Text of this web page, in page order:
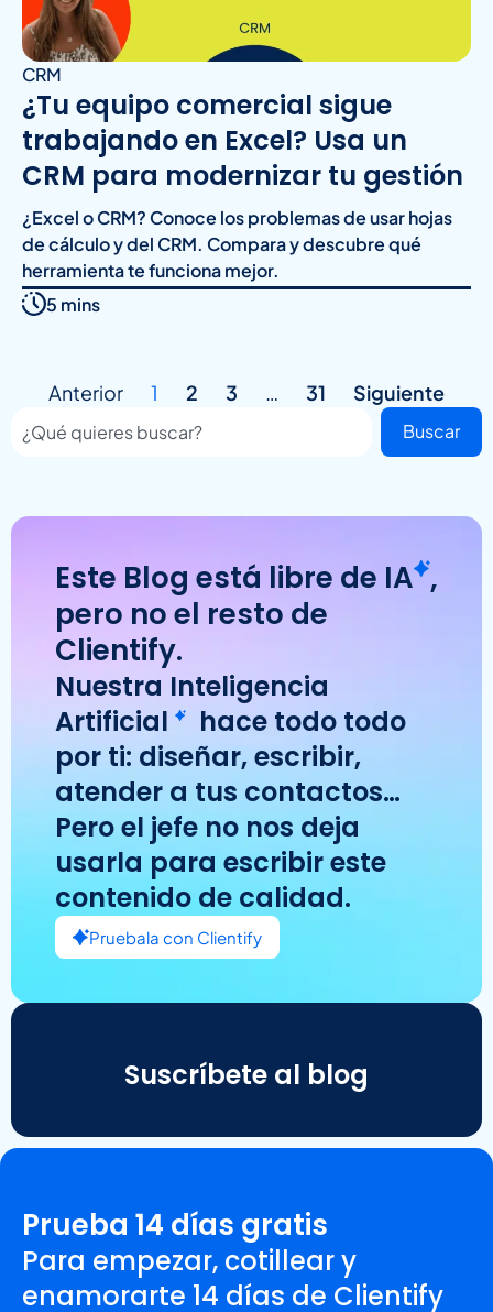
CRM
¿Tu equipo comercial sigue
trabajando en Excel? Usa un
CRM para modernizar tu gestión
¿Excel o CRM? Conoce los problemas de usar hojas
de cálculo y del CRM. Compara y descubre qué
herramienta te funciona mejor.
5 mins
Anterior 1 2 3 … 31 Siguiente
Buscar
Este Blog está libre de IA ,
pero no el resto de
Clientify.
Nuestra Inteligencia
Artificial
hace todo todo
por ti: diseñar, escribir,
atender a tus contactos…
Pero el jefe no nos deja
usarla para escribir este
contenido de calidad.
Pruebala con Clientify
Suscríbete al blog
Prueba 14 días gratis
Para empezar, cotillear y
enamorarte 14 días de Clientify